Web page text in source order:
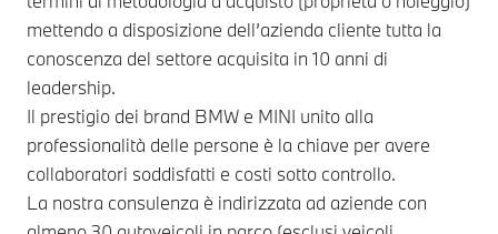
mettendo a disposizione dell’azienda cliente tutta la
conoscenza del settore acquisita in 10 anni di
leadership.
Il prestigio dei brand BMW e MINI unito alla
professionalità delle persone è la chiave per avere
collaboratori soddisfatti e costi sotto controllo.
La nostra consulenza è indirizzata ad aziende con